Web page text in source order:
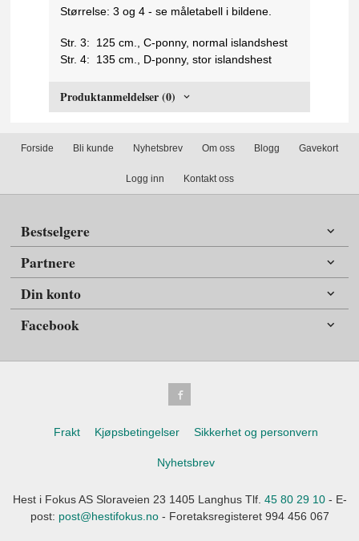
Størrelse: 3 og 4 - se måletabell i bildene.
Str. 3: 125 cm., C-ponny, normal islandshest
Str. 4: 135 cm., D-ponny, stor islandshest
Produktanmeldelser (0)
Forside Bli kunde Nyhetsbrev Om oss Blogg Gavekort
Logg inn Kontakt oss
Bestselgere
Partnere
Din konto
Facebook
Frakt Kjøpsbetingelser Sikkerhet og personvern
Nyhetsbrev
Hest i Fokus AS Sloraveien 23 1405 Langhus Tlf. 45 80 29 10- E-
post: post@hestifokus.no- Foretaksregisteret 994 456 067